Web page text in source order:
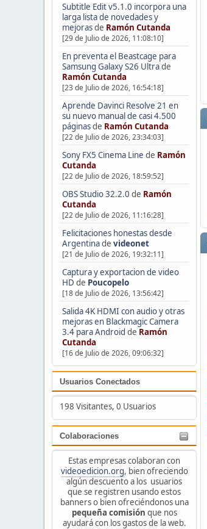
Subtitle Edit v5.1.0 incorpora una
larga lista de novedades y
mejorasde Ramón Cutanda
[29 de Julio de 2026, 11:08:10]
En preventa el Beastcage para
Samsung Galaxy S26 Ultrade
Ramón Cutanda
[23 de Julio de 2026, 16:54:18]
Aprende Davinci Resolve 21 en
su nuevo manual de casi 4.500
páginasde Ramón Cutanda
[22 de Julio de 2026, 23:34:03]
Sony FX5 Cinema Line de Ramón
Cutanda
[22 de Julio de 2026, 18:59:52]
OBS Studio 32.2.0 de Ramón
Cutanda
[22 de Julio de 2026, 11:16:28]
Felicitaciones honestas desde
Argentinade videonet
[21 de Julio de 2026, 19:32:11]
Captura y exportacion de video
HD de Poucopelo
[18 de Julio de 2026, 13:56:42]
Salida 4K HDMI con audio y otras
mejoras en Blackmagic Camera
3.4 para Android de Ramón
Cutanda
[16 de Julio de 2026, 09:06:32]
Usuarios Conectados
198 Visitantes, 0 Usuarios
Colaboraciones
Estas empresas colaboran con
videoedicion.org, bien ofreciendo
algún descuento a los usuarios
que se registren usando estos
banners o bien ofreciéndonos una
pequeña comisión que nos
ayudará con los gastos de la web.